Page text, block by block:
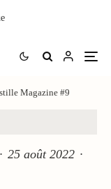
Magazine #9
· 25 août 2022 ·